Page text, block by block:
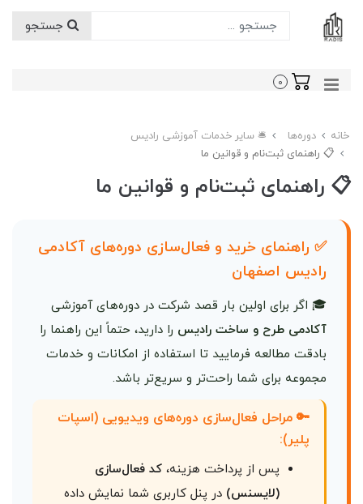
جستجو
0
خانه دوره‌ها
🛎️ سایر خدمات آموزشی رادیس
📋 راهنمای ثبت‌نام و قوانین ما
📋 راهنمای ثبت‌نام و قوانین ما
✅ راهنمای خرید و فعال‌سازی دوره‌های آکادمی
رادیس اصفهان
🎓 اگر برای اولین بار قصد شرکت در دوره‌های آموزشی
آکادمی طرح و ساخت رادیس را دارید، حتماً این راهنما را
بادقت مطالعه فرمایید تا استفاده از امکانات و خدمات
مجموعه برای شما راحت‌تر و سریع‌تر باشد.
🔑 مراحل فعال‌سازی دوره‌های ویدیویی (اسپات
پلیر):
پس از پرداخت هزینه،کد فعال‌سازی
(لایسنس) در پنل کاربری شما نمایش داده